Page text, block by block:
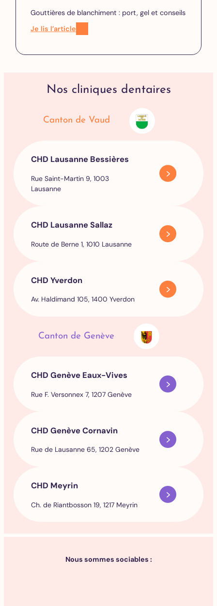
Gouttières de blanchiment : port, gel et conseils
Je lis l’article
Nos cliniques dentaires
Canton de Vaud
CHD Lausanne Bessières
Rue Saint-Martin 9, 1003
Lausanne
CHD Lausanne Sallaz
Route de Berne 1, 1010 Lausanne
CHD Yverdon
Av. Haldimand 105, 1400 Yverdon
Canton de Genève
CHD Genève Eaux-Vives
Rue F. Versonnex 7, 1207 Genève
CHD Genève Cornavin
Rue de Lausanne 65, 1202 Genève
CHD Meyrin
Ch. de Riantbosson 19, 1217 Meyrin
Nous sommes sociables :